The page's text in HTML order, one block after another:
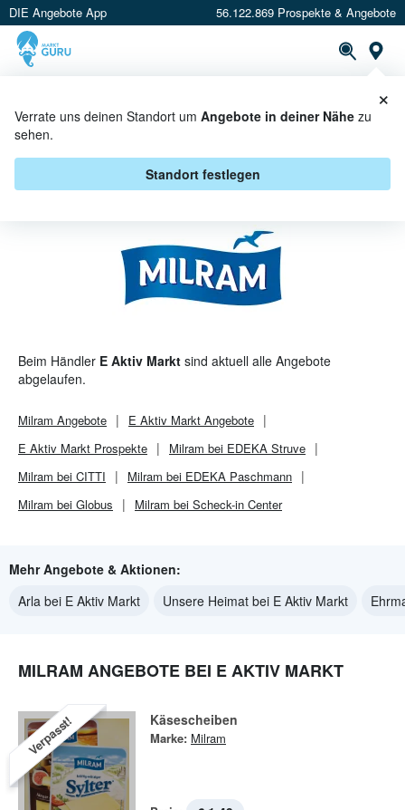
DIE Angebote App 56.122.869 Prospekte & Angebote
Verrate uns deinen Standort um Angebote in deiner Nähe zu
sehen.
Standort festlegen
×
MILRAM BEI E AKTIV MARKT -
ANGEBOTE & AKTIONEN
Beim Händler E Aktiv Markt sind aktuell alle Angebote
abgelaufen.
Milram Angebote E Aktiv Markt Angebote
E Aktiv Markt Prospekte
Milram bei EDEKA Struve
Milram bei CITTI
Milram bei EDEKA Paschmann
Milram bei Globus
Milram bei Scheck-in Center
Mehr Angebote & Aktionen:
Arla bei E Aktiv Markt
Unsere Heimat bei E Aktiv Markt
MILRAM ANGEBOTE BEI E AKTIV MARKT
Verpasst! Käsescheiben
Marke: Milram